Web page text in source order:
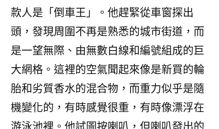
款人是「倒車王」。他趕緊從車窗探出
頭，發現周圍不再是熟悉的城市街道，而
是一望無際、由無數白線和編號組成的巨
大網格。這裡的空氣聞起來像是新買的輪
胎和劣質香水的混合物，而重力似乎是隨
機變化的，有時感覺很重，有時像漂浮在
游泳池裡。他試圖按喇叭，但喇叭發出的